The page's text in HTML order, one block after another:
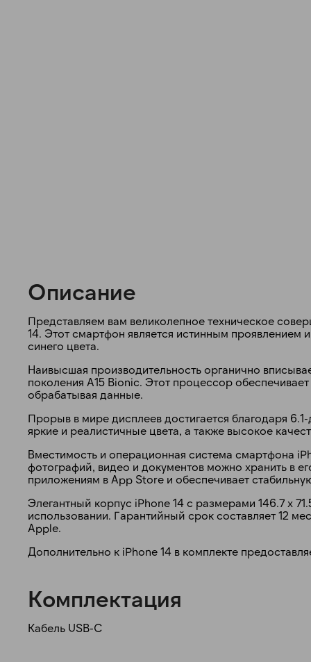
Описание
Представляем вам великолепное техническое
14. Этот смартфон является истинным
синего цвета.
Наивысшая производительность органично
поколения A15 Bionic. Этот процессор
обрабатывая данные.
Прорыв в мире дисплеев достигается благодаря
яркие и реалистичные цвета, а также высокое
Вместимость и операционная система смартфона
фотографий, видео и документов можно хранить в
приложениям в App Store и обеспечивает
Элегантный корпус iPhone 14 с размерами 146.7 x
использовании. Гарантийный срок составляет 12
Apple.
Дополнительно к iPhone 14 в комплекте
Комплектация
Кабель USB-C